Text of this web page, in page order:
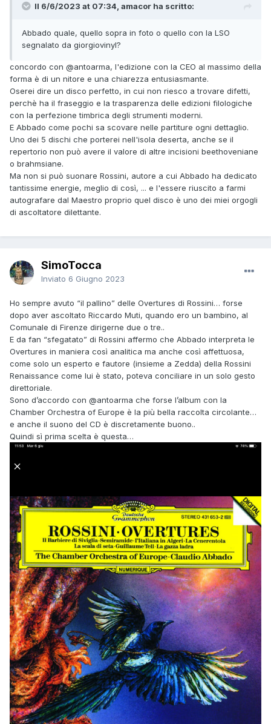
Il 6/6/2023 at 07:34, amacor ha scritto:
Abbado quale, quello sopra in foto o quello con la LSO
segnalato da giorgiovinyl?
concordo con @antoarma, l'edizione con la CEO al massimo della
forma è di un nitore e una chiarezza entusiasmante.
Oserei dire un disco perfetto, in cui non riesco a trovare difetti,
perchè ha il fraseggio e la trasparenza delle edizioni filologiche
con la perfezione timbrica degli strumenti moderni.
E Abbado come pochi sa scovare nelle partiture ogni dettaglio.
Uno dei 5 dischi che porterei nell'isola deserta, anche se il
repertorio non può avere il valore di altre incisioni beethoveniane
o brahmsiane.
Ma non si può suonare Rossini, autore a cui Abbado ha dedicato
tantissime energie, meglio di così, ... e l'essere riuscito a farmi
autografare dal Maestro proprio quel disco è uno dei miei orgogli
di ascoltatore dilettante.
SimoTocca
Inviato 6 Giugno 2023
Ho sempre avuto “il pallino” delle Overtures di Rossini… forse
dopo aver ascoltato Riccardo Muti, quando ero un bambino, al
Comunale di Firenze dirigerne due o tre..
E da fan “sfegatato” di Rossini affermo che Abbado interpreta le
Overtures in maniera così analitica ma anche così affettuosa,
come solo un esperto e fautore (insieme a Zedda) della Rossini
Renaissance come lui è stato, poteva conciliare in un solo gesto
direttoriale.
Sono d’accordo con @antoarma che forse l’album con la
Chamber Orchestra of Europe è la più bella raccolta circolante…
e anche il suono del CD è discretamente buono..
Quindi sì prima scelta è questa…